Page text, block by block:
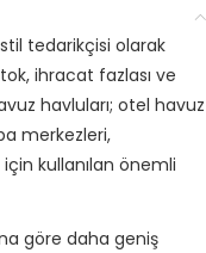
tedarikçisi olarak
ihracat fazlası ve
havluları; otel havuz
merkezleri,
kullanılan önemli
göre daha geniş